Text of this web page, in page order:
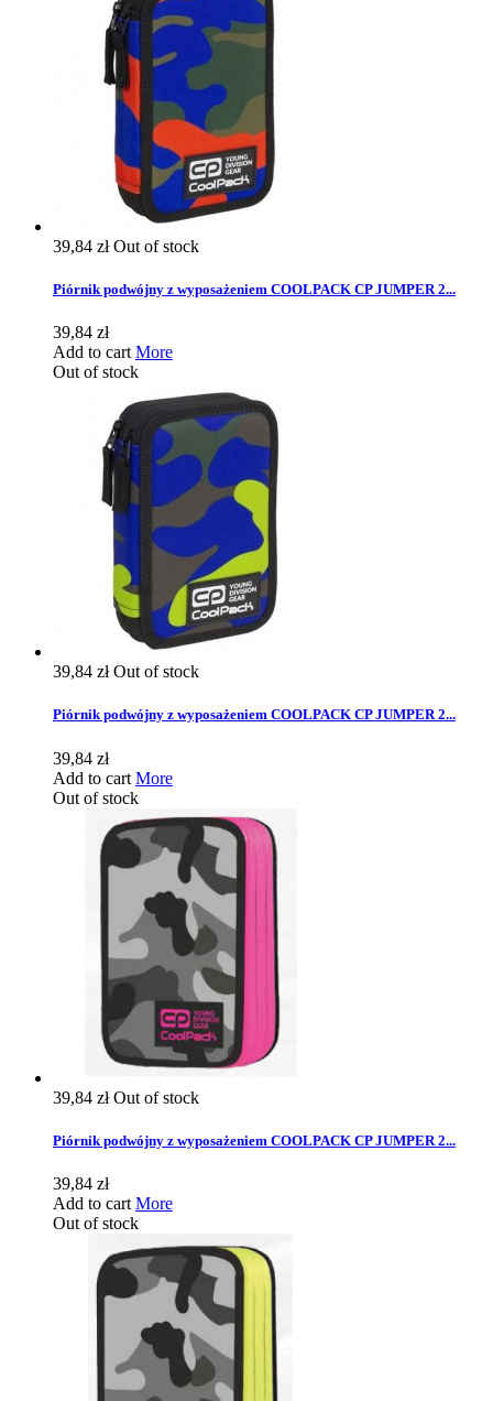
39,84 złOut of stock
Piórnik podwójny z wyposażeniem COOLPACK CP JUMPER 2...
39,84 zł
Add to cart More
Out of stock
39,84 złOut of stock
Piórnik podwójny z wyposażeniem COOLPACK CP JUMPER 2...
39,84 zł
Add to cart More
Out of stock
39,84 złOut of stock
Piórnik podwójny z wyposażeniem COOLPACK CP JUMPER 2...
39,84 zł
Add to cart More
Out of stock